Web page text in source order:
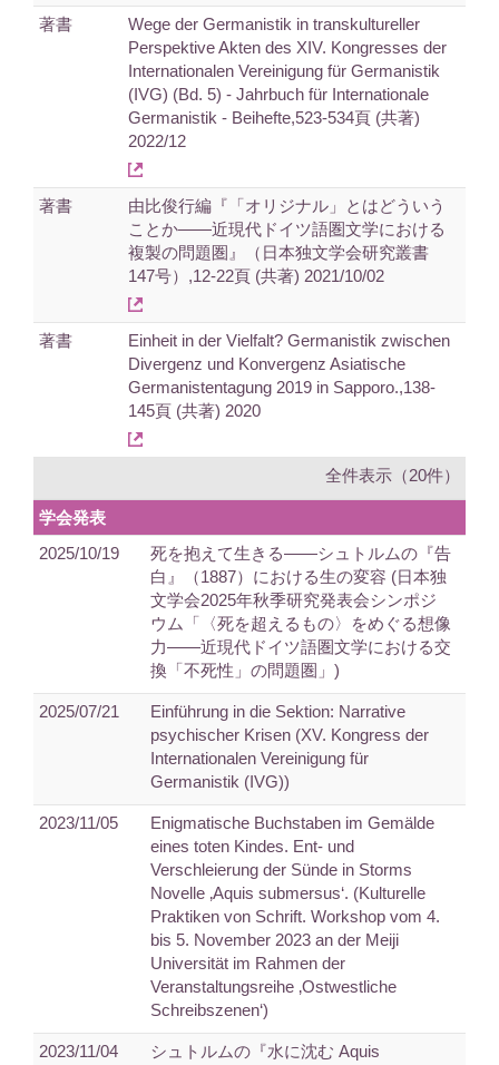
著書
Wege der Germanistik in transkultureller
Perspektive Akten des XIV. Kongresses der
Internationalen Vereinigung für Germanistik
(IVG) (Bd. 5) - Jahrbuch für Internationale
Germanistik - Beihefte,523-534頁 (共著)
2022/12
著書
由比俊行編『「オリジナル」とはどういう
ことか――近現代ドイツ語圏文学における
複製の問題圏』（日本独文学会研究叢書
147号）,12-22頁 (共著) 2021/10/02
著書
Einheit in der Vielfalt? Germanistik zwischen
Divergenz und Konvergenz Asiatische
Germanistentagung 2019 in Sapporo.,138-
145頁 (共著) 2020
全件表示（20件）
学会発表
2025/10/19
死を抱えて生きる——シュトルムの『告
白』（1887）における生の変容 (日本独
文学会2025年秋季研究発表会シンポジ
ウム「〈死を超えるもの〉をめぐる想像
力――近現代ドイツ語圏文学における交
換「不死性」の問題圏」)
2025/07/21
Einführung in die Sektion: Narrative
psychischer Krisen (XV. Kongress der
Internationalen Vereinigung für
Germanistik (IVG))
2023/11/05
Enigmatische Buchstaben im Gemälde
eines toten Kindes. Ent- und
Verschleierung der Sünde in Storms
Novelle ‚Aquis submersus‘. (Kulturelle
Praktiken von Schrift. Workshop vom 4.
bis 5. November 2023 an der Meiji
Universität im Rahmen der
Veranstaltungsreihe ‚Ostwestliche
Schreibszenen‘)
2023/11/04
シュトルムの『水に沈む Aquis